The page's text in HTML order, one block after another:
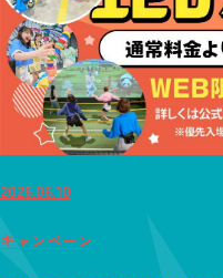
2026.06.10
キャンペーン